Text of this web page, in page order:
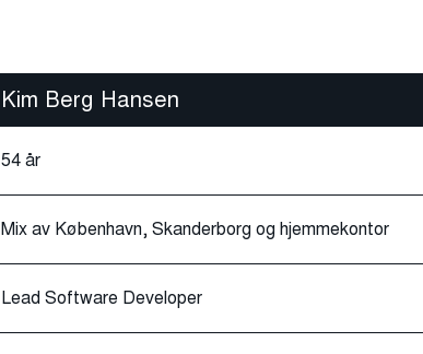
Kim Berg Hansen
54 år
Mix av København, Skanderborg og hjemmekontor
Lead Software Developer